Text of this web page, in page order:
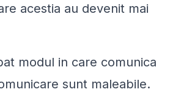
acestia au devenit mai
modul in care comunica
sunt maleabile.